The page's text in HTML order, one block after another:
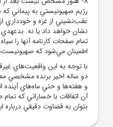
رژيم صهيونيستي به پيماني
عقب‌نشيني از غزه و خودداري
نشان خواهد داد يا نه.
تمام صفحات کارنامه آنها را
اطمينان مي‌شود که
با توجه به اين واقعيت‌هاي
دو ساله اخير برنده مشخصي
و هفته‌ها و حتي ماه‌هاي آينده
آن اتفاقات با خساراتي که
بتوان به قضاوت دقيقي